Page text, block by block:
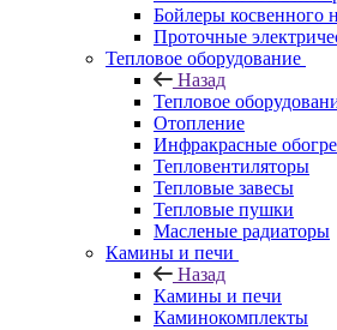
Бойлеры косвенного
Проточные
Тепловое оборудование
Назад
Тепловое
Отопление
Инфракрасные
Тепловентиляторы
Тепловые завесы
Тепловые пушки
Масленые радиаторы
Камины и печи
Назад
Камины и печи
Каминокомплекты